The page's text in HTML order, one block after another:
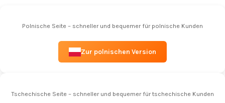
Polnische Seite – schneller und bequemer für polnische Kunden
Zur polnischen Version
Tschechische Seite – schneller und bequemer für tschechische Kunden